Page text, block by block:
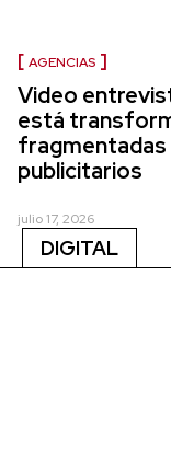
AGENCIAS
Video
está
fragmentadas
publicitarios
julio 17, 2026
DIGITAL